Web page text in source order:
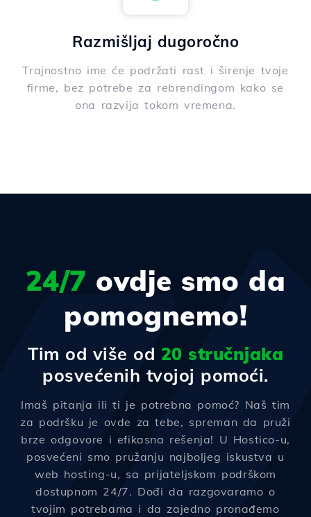
Razmišljaj dugoročno
Trajnostno ime će podržati rast i širenje tvoje
firme, bez potrebe za rebrendingom kako se
ona razvija tokom vremena.
24/7 ovdje smo da
pomognemo!
Tim od više od 20 stručnjaka
posvećenih tvojoj pomoći.
Imaš pitanja ili ti je potrebna pomoć? Naš tim
za podršku je ovde za tebe, spreman da pruži
brze odgovore i efikasna rešenja! U Hostico-u,
posvećeni smo pružanju najboljeg iskustva u
web hosting-u, sa prijateljskom podrškom
dostupnom 24/7. Dođi da razgovaramo o
tvojim potrebama i da zajedno pronađemo